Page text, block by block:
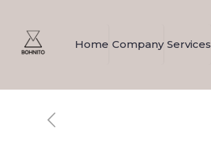
Home Company Services